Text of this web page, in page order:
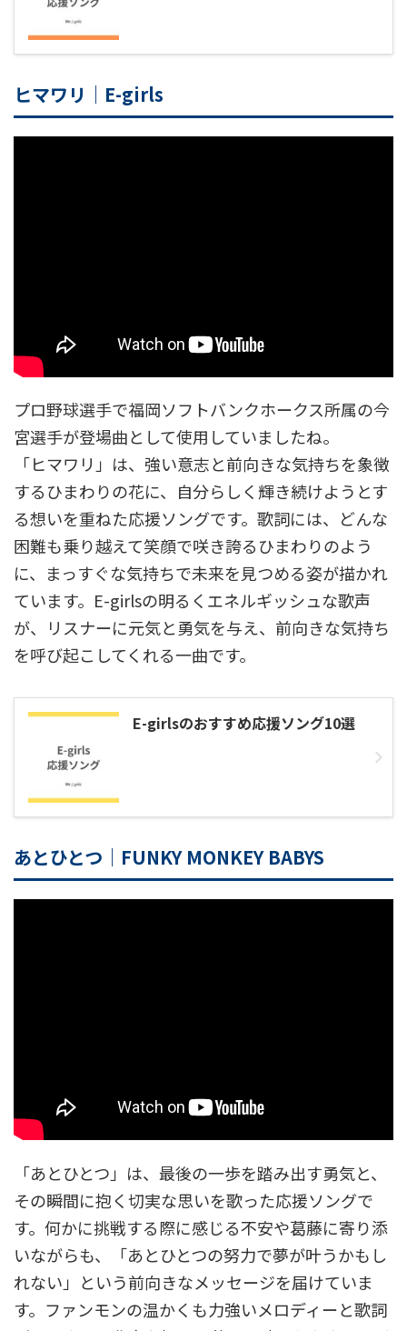
ヒマワリ｜E-girls
プロ野球選手で福岡ソフトバンクホークス所属の今
宮選手が登場曲として使用していましたね。
「ヒマワリ」は、強い意志と前向きな気持ちを象徴
するひまわりの花に、自分らしく輝き続けようとす
る想いを重ねた応援ソングです。歌詞には、どんな
困難も乗り越えて笑顔で咲き誇るひまわりのよう
に、まっすぐな気持ちで未来を見つめる姿が描かれ
ています。E-girlsの明るくエネルギッシュな歌声
が、リスナーに元気と勇気を与え、前向きな気持ち
を呼び起こしてくれる一曲です。
E-girlsのおすすめ応援ソング10選
あとひとつ｜FUNKY MONKEY BABYS
「あとひとつ」は、最後の一歩を踏み出す勇気と、
その瞬間に抱く切実な思いを歌った応援ソングで
す。何かに挑戦する際に感じる不安や葛藤に寄り添
いながらも、「あとひとつの努力で夢が叶うかもし
れない」という前向きなメッセージを届けていま
す。ファンモンの温かくも力強いメロディーと歌詞